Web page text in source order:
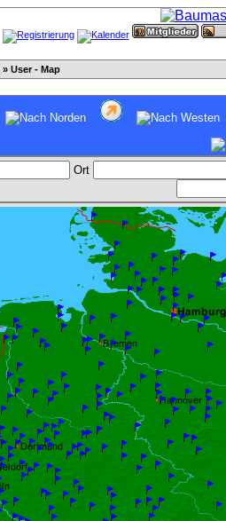
» User - Map
Ort